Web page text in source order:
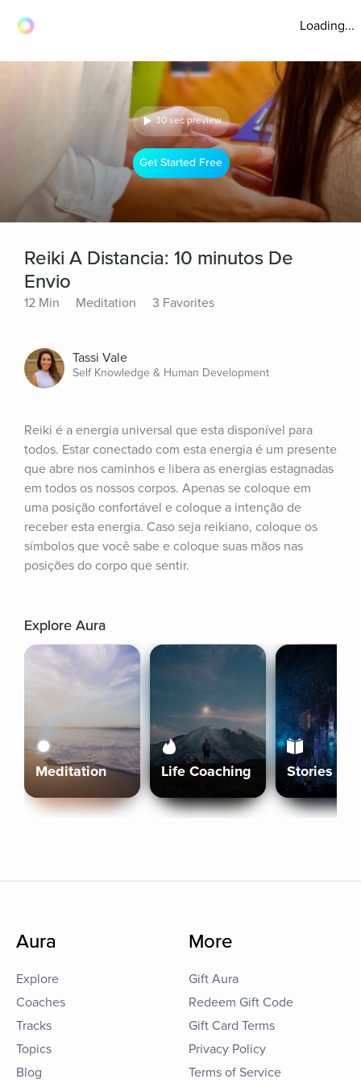
Loading...
30 sec preview
Get Started Free
Reiki A Distancia: 10 minutos De
Envio
12 Min Meditation 3 Favorites
Tassi Vale
Self Knowledge & Human Development
Reiki é a energia universal que esta disponível para
todos. Estar conectado com esta energia é um presente
que abre nos caminhos e libera as energias estagnadas
em todos os nossos corpos. Apenas se coloque em
uma posição confortável e coloque a intenção de
receber esta energia. Caso seja reikiano, coloque os
símbolos que você sabe e coloque suas mãos nas
posições do corpo que sentir.
Explore Aura
Meditation Life Coaching Stories
Aura
Explore
Coaches
Tracks
Topics
Blog
More
Gift Aura
Redeem Gift Code
Gift Card Terms
Privacy Policy
Terms of Service